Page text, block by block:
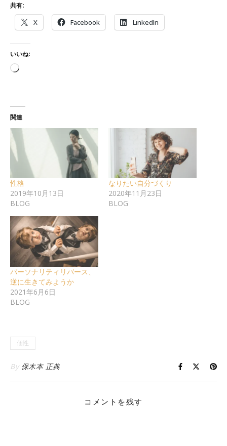
共有:
X Facebook LinkedIn
いいね:
読み込み中…
関連
性格
2019年10月13日
BLOG
なりたい自分づくり
2020年11月23日
BLOG
パーソナリティリバース、
逆に生きてみようか
2021年6月6日
BLOG
個性
By 保木本 正典
コメントを残す